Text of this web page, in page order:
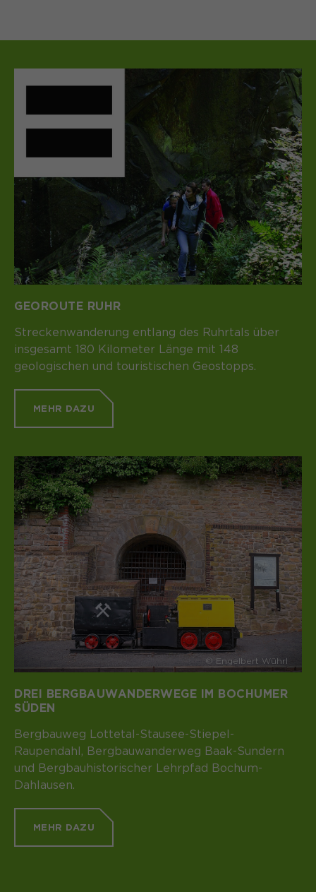
GEOROUTE RUHR
Streckenwanderung entlang des Ruhrtals über
insgesamt 180 Kilometer Länge mit 148
geologischen und touristischen Geostopps.
MEHR DAZU
© Engelbert Wührl
DREI BERGBAUWANDERWEGE IM BOCHUMER
SÜDEN
Bergbauweg Lottetal-Stausee-Stiepel-
Raupendahl, Bergbauwanderweg Baak-Sundern
und Bergbauhistorischer Lehrpfad Bochum-
Dahlausen.
MEHR DAZU